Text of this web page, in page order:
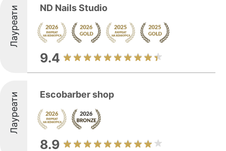
Лауреати ND Nails Studio
9.4
Лауреати Escobarber shop
8.9